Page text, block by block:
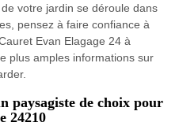
votre jardin se déroule dans
pensez à faire confiance à
Evan Elagage 24 à
plus amples informations sur
paysagiste de choix pour
24210